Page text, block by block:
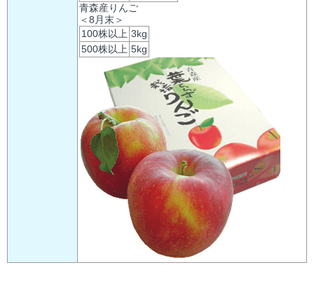
青森産りんご
＜8月末＞
100株以上 3kg
500株以上 5kg